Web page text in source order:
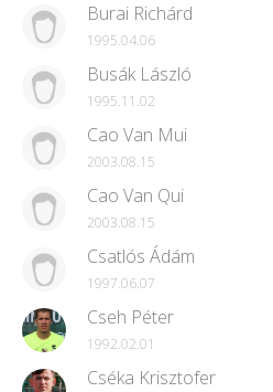
Burai Richárd
1995.04.06
Busák László
1995.11.02
Cao Van Mui
2003.08.15
Cao Van Qui
2003.08.15
Csatlós Ádám
1997.06.07
Cseh Péter
1992.02.01
Cséka Krisztofer